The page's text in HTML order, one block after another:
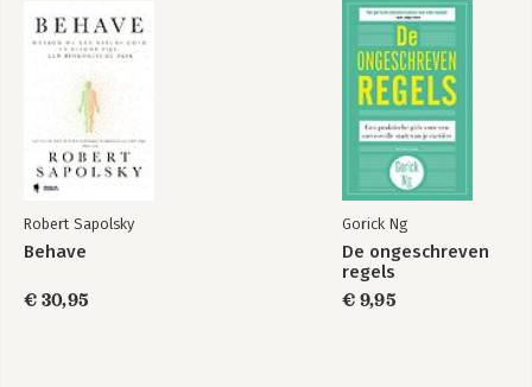
Robert Sapolsky
Behave
€ 30,95
Gorick Ng
De ongeschreven
regels
€ 9,95